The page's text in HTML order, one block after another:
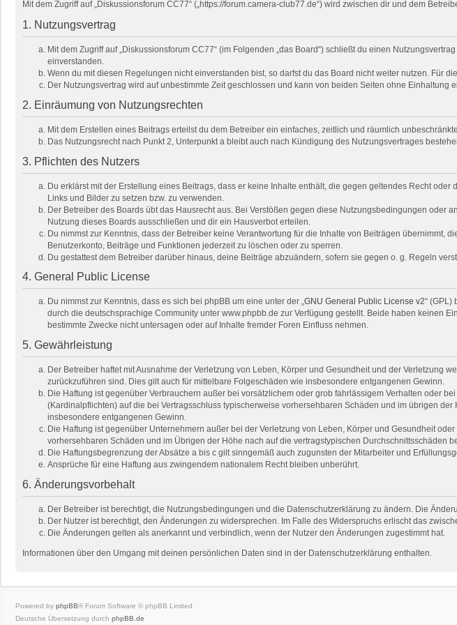
Mit dem Zugriff auf „Diskussionsforum CC77“ („https://forum.camera-club77.de“) wird zwischen dir und dem
1. Nutzungsvertrag
Mit dem Zugriff auf „Diskussionsforum CC77“ (im Folgenden „das Board“) schließt du einen
einverstanden.
Wenn du mit diesen Regelungen nicht einverstanden bist, so darfst du das Board nicht weiter nutzen. Für
Der Nutzungsvertrag wird auf unbestimmte Zeit geschlossen und kann von beiden Seiten ohne Einhaltung
2. Einräumung von Nutzungsrechten
Mit dem Erstellen eines Beitrags erteilst du dem Betreiber ein einfaches, zeitlich und räumlich
Das Nutzungsrecht nach Punkt 2, Unterpunkt a bleibt auch nach Kündigung des Nutzungsvertrages
3. Pflichten des Nutzers
Du erklärst mit der Erstellung eines Beitrags, dass er keine Inhalte enthält, die gegen geltendes Recht
Links und Bilder zu setzen bzw. zu verwenden.
Der Betreiber des Boards übt das Hausrecht aus. Bei Verstößen gegen diese Nutzungsbedingungen
Nutzung dieses Boards ausschließen und dir ein Hausverbot erteilen.
Du nimmst zur Kenntnis, dass der Betreiber keine Verantwortung für die Inhalte von Beiträgen übernimmt,
Benutzerkonto, Beiträge und Funktionen jederzeit zu löschen oder zu sperren.
Du gestattest dem Betreiber darüber hinaus, deine Beiträge abzuändern, sofern sie gegen o. g. Regeln
4. General Public License
Du nimmst zur Kenntnis, dass es sich bei phpBB um eine unter der „GNU General Public License v2“ (GPL)
durch die deutschsprachige Community unter www.phpbb.de zur Verfügung gestellt. Beide haben keinen
bestimmte Zwecke nicht untersagen oder auf Inhalte fremder Foren Einfluss nehmen.
5. Gewährleistung
Der Betreiber haftet mit Ausnahme der Verletzung von Leben, Körper und Gesundheit und der Verletzung
zurückzuführen sind. Dies gilt auch für mittelbare Folgeschäden wie insbesondere entgangenen Gewinn.
Die Haftung ist gegenüber Verbrauchern außer bei vorsätzlichem oder grob fahrlässigem Verhalten oder
(Kardinalpflichten) auf die bei Vertragsschluss typischerweise vorhersehbaren Schäden und im übrigen
insbesondere entgangenen Gewinn.
Die Haftung ist gegenüber Unternehmern außer bei der Verletzung von Leben, Körper und Gesundheit
vorhersehbaren Schäden und im Übrigen der Höhe nach auf die vertragstypischen Durchschnittsschäden
Die Haftungsbegrenzung der Absätze a bis c gilt sinngemäß auch zugunsten der Mitarbeiter und
Ansprüche für eine Haftung aus zwingendem nationalem Recht bleiben unberührt.
6. Änderungsvorbehalt
Der Betreiber ist berechtigt, die Nutzungsbedingungen und die Datenschutzerklärung zu ändern. Die
Der Nutzer ist berechtigt, den Änderungen zu widersprechen. Im Falle des Widerspruchs erlischt das
Die Änderungen gelten als anerkannt und verbindlich, wenn der Nutzer den Änderungen zugestimmt hat.
Informationen über den Umgang mit deinen persönlichen Daten sind in der Datenschutzerklärung enthalten.
Powered by phpBB® Forum Software © phpBB Limited
Deutsche Übersetzung durch phpBB.de